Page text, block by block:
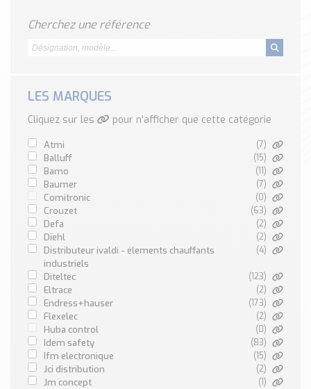
SICK
SCHMERSAL
Voir toutes les marques …
Nos outils et simulateurs
Téléchargement (Logiciels, Documents,..)
Formulaire sonde température
Convertisseur de pression
Formulaire Débitmètre
Calculateur maintien en température
Calculateur Chauffage/Liquide/Gaz
Blog
Nos Réalisations
Conseils et Actualités
Catalogue des essentiels pour les brasseries et micro-
brasseries
Cherchez une référence
LES MARQUES
Cliquez sur les pour n'afficher que cette catégorie
atmi (7)
balluff (15)
bamo (11)
baumer (7)
comitronic (0)
crouzet (63)
defa (2)
diehl (2)
distributeur ivaldi - élements chauffants
industriels
(4)
diteltec (123)
eltrace (2)
endress+hauser (173)
flexelec (2)
huba control (0)
idem safety (83)
ifm electronique (15)
jci distribution (2)
jm concept (1)